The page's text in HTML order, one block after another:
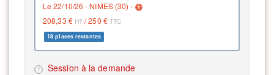
le 22/10/26 - NIMES (30) -
208,33 € HT /250 € TTC
18 places restantes
Session à la demande